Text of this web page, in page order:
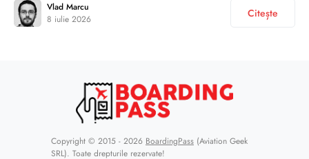
Vlad Marcu
8 iulie 2026
Citește
Copyright © 2015 - 2026 BoardingPass (Aviation Geek
SRL). Toate drepturile rezervate!